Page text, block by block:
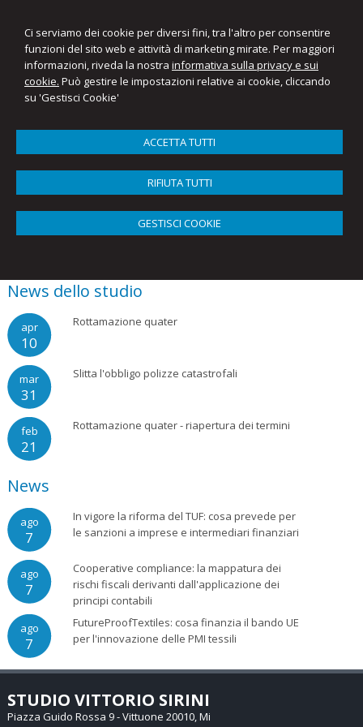
Ci serviamo dei cookie per diversi fini, tra l'altro per consentire
funzioni del sito web e attività di marketing mirate. Per maggiori
informazioni, riveda la nostra informativa sulla privacy e sui
cookie. Può gestire le impostazioni relative ai cookie, cliccando
su 'Gestisci Cookie'
ACCETTA TUTTI
RIFIUTA TUTTI
GESTISCI COOKIE
Newsletter
Compila il form per iscriverti alla nostra newsletter
News dello studio
apr
10
Rottamazione quater
mar
31
Slitta l'obbligo polizze catastrofali
feb
21
Rottamazione quater - riapertura dei termini
News
ago
7
In vigore la riforma del TUF: cosa prevede per
le sanzioni a imprese e intermediari finanziari
ago
7
Cooperative compliance: la mappatura dei
rischi fiscali derivanti dall'applicazione dei
principi contabili
ago
7
FutureProofTextiles: cosa finanzia il bando UE
per l'innovazione delle PMI tessili
STUDIO VITTORIO SIRINI
Piazza Guido Rossa 9 -Vittuone 20010,Mi